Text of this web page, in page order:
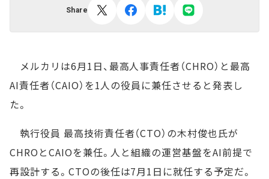
Share
メルカリは6月1日、最高人事責任者（CHRO）と最高
AI責任者（CAIO）を1人の役員に兼任させると発表し
た。
執行役員 最高技術責任者（CTO）の木村俊也氏が
CHROとCAIOを兼任。人と組織の運営基盤をAI前提で
再設計する。CTOの後任は7月1日に就任する予定だ。